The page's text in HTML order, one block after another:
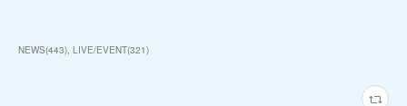
NEWS(443) LIVE/EVENT(321)